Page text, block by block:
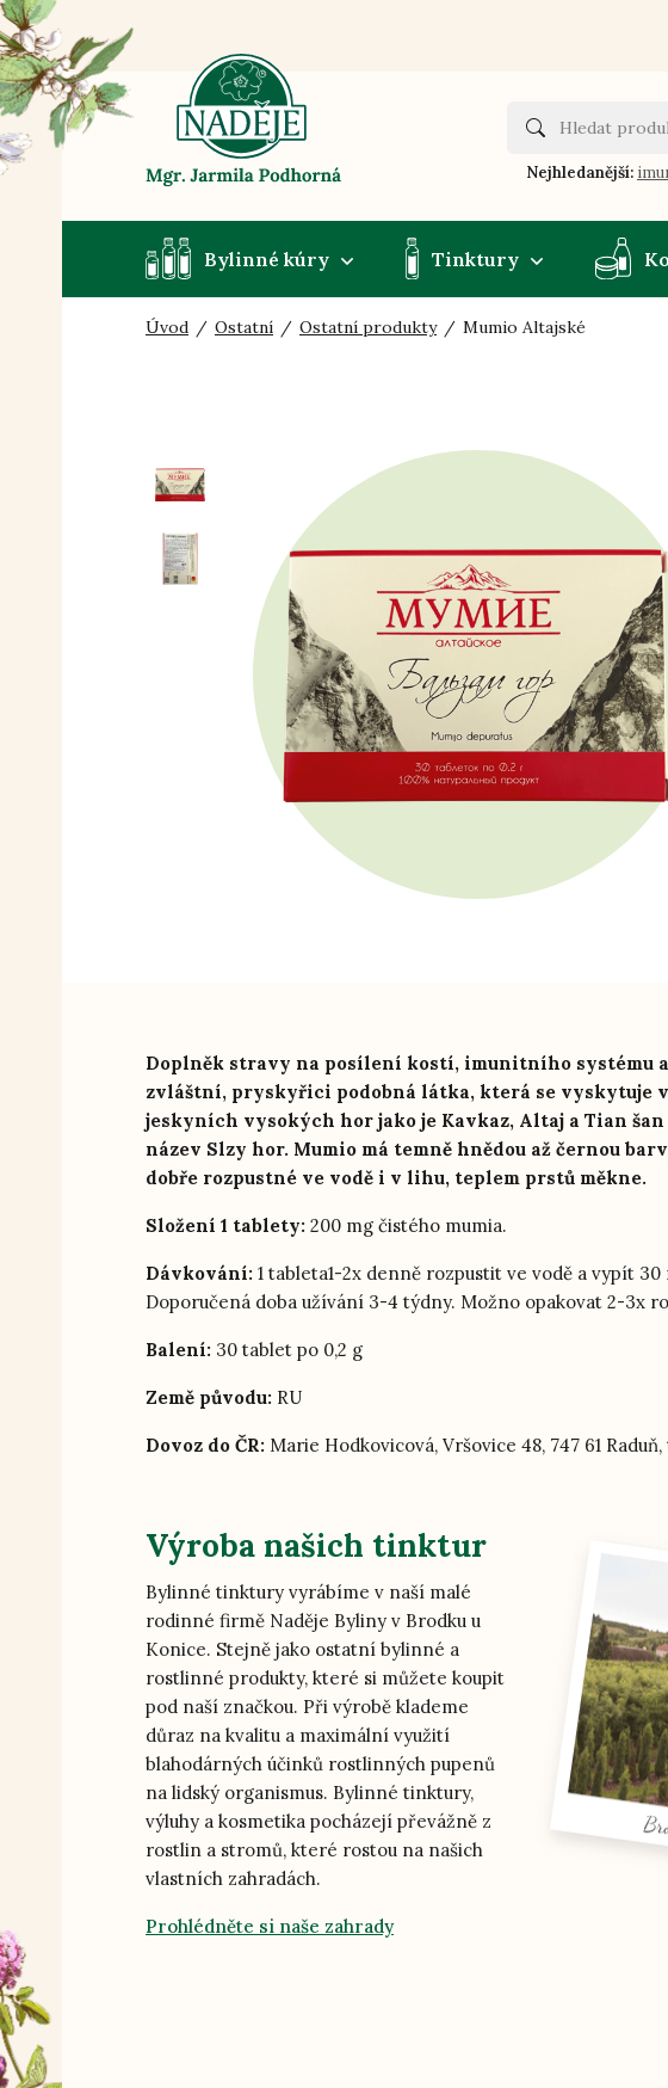
Nejhledanější:
Bylinné kúry Tinktury
Úvod Ostatní Ostatní produkty Mumio Altajské
Doplněk stravy na posílení kostí, imunitního systému
zvláštní, pryskyřici podobná látka, která se vyskytuje
jeskyních vysokých hor jako je Kavkaz, Altaj a Tian
název Slzy hor. Mumio má temně hnědou až černou
dobře rozpustné ve vodě i v lihu, teplem prstů měkne.
Složení 1 tablety: 200 mg čistého mumia.
Dávkování: 1 tableta1-2x denně rozpustit ve vodě a vypít
Doporučená doba užívání 3-4 týdny. Možno opakovat 2-3x
Balení: 30 tablet po 0,2 g
Země původu: RU
Dovoz do ČR: Marie Hodkovicová, Vršovice 48, 747 61 Raduň,
Výroba našich tinktur
Bylinné tinktury vyrábíme v naší malé
rodinné firmě Naděje Byliny v Brodku u
Konice. Stejně jako ostatní bylinné a
rostlinné produkty, které si můžete koupit
pod naší značkou. Při výrobě klademe
důraz na kvalitu a maximální využití
blahodárných účinků rostlinných pupenů
na lidský organismus. Bylinné tinktury,
výluhy a kosmetika pocházejí převážně z
rostlin a stromů, které rostou na našich
vlastních zahradách.
Prohlédněte si naše zahrady